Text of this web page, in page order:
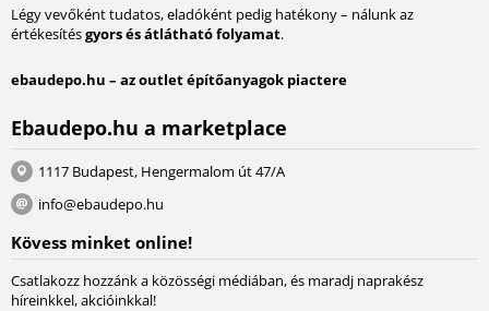
Légy vevőként tudatos, eladóként pedig hatékony – nálunk az
értékesítésgyors és átlátható folyamat.
ebaudepo.hu – az outlet építőanyagok piactere
Ebaudepo.hu a marketplace
1117 Budapest, Hengermalom út 47/A
info@ebaudepo.hu
Kövess minket online!
Csatlakozz hozzánk a közösségi médiában, és maradj naprakész
híreinkkel, akcióinkkal!